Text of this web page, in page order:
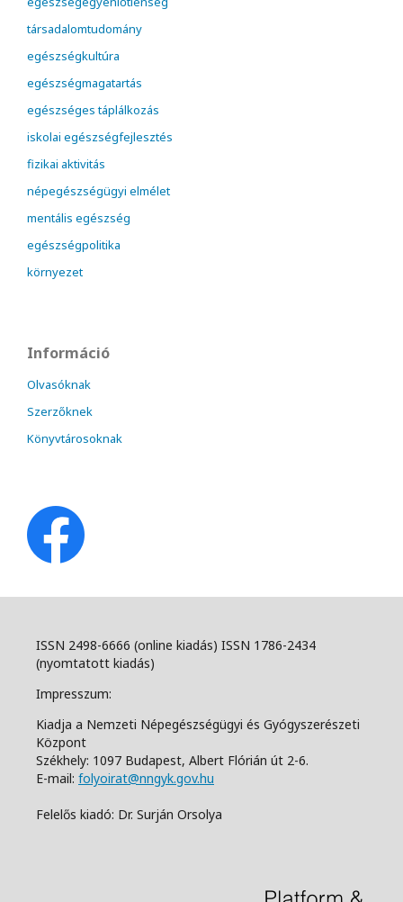
társadalomtudomány
egészségkultúra
egészségmagatartás
egészséges táplálkozás
iskolai egészségfejlesztés
fizikai aktivitás
népegészségügyi elmélet
mentális egészség
egészségpolitika
környezet
Információ
Olvasóknak
Szerzőknek
Könyvtárosoknak
ISSN 2498-6666 (online kiadás) ISSN 1786-2434
(nyomtatott kiadás)
Impresszum:
Kiadja a Nemzeti Népegészségügyi és Gyógyszerészeti
Központ
Székhely: 1097 Budapest, Albert Flórián út 2-6.
E-mail: folyoirat@nngyk.gov.hu
Felelős kiadó: Dr. Surján Orsolya